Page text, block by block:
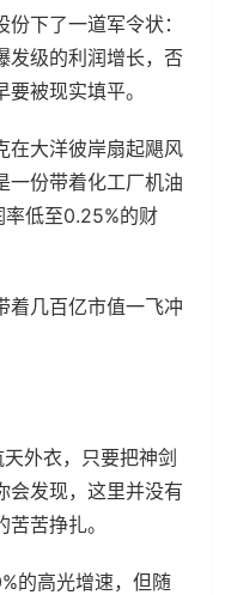
下了一道军令状：
发级的利润增长，否
被现实填平。
在大洋彼岸扇起飓风
一份带着化工厂机油
率低至0.25%的财
着几百亿市值一飞冲
外衣，只要把神剑
会发现，这里并没有
苦挣扎。
的高光增速，但随